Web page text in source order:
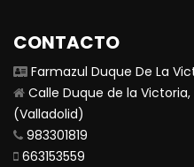
CONTACTO
Farmazul Duque De La
Calle Duque de la
(Valladolid)
983301819
663153559